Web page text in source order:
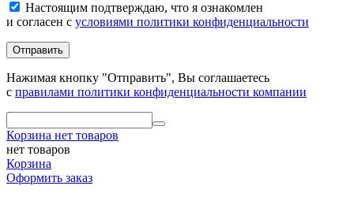
Настоящим подтверждаю, что я ознакомлен
и согласен с условиями политики конфиденциальности
Отправить
Нажимая кнопку "Отправить", Вы соглашаетесь
с правилами политики конфиденциальности компании
Корзина нет товаров
нет товаров
Корзина
Оформить заказ